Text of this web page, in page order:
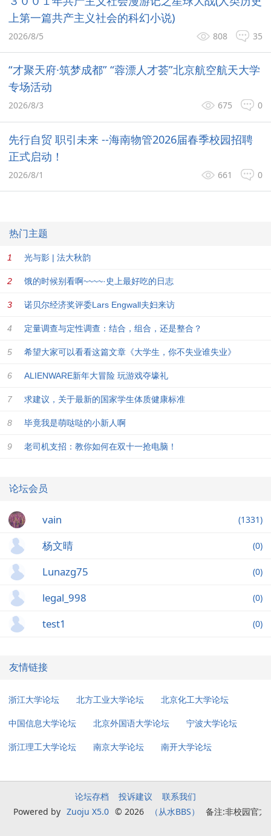
上第一篇共产主义社会的科幻小说)
35
808
2026/8/5
“才聚天府·筑梦成都” “蓉漂人才荟”北京航空航天大学
专场活动
0
675
2026/8/3
先行自贸 职引未来 --海南物管2026届春季校园招聘
正式启动！
0
661
2026/8/1
热门主题
光与影 | 法大秋韵
饿的时候别看啊~~~~·史上最好吃的日志
诺贝尔经济奖评委Lars Engwall夫妇来访
定量调查与定性调查：结合，组合，还是整合？
希望大家可以看看这篇文章《大学生，你不失业谁失业》
ALIENWARE新年大冒险 玩游戏夺壕礼
求建议，关于最新的国家学生体质健康标准
毕竟我是萌哒哒的小新人啊
老司机支招：教你如何在双十一抢电脑！
论坛会员
vain (1331)
杨文晴 (0)
Lunazg75 (0)
legal_998 (0)
test1 (0)
友情链接
浙江大学论坛 北方工业大学论坛 北京化工大学论坛
中国信息大学论坛 北京外国语大学论坛 宁波大学论坛
浙江理工大学论坛 南京大学论坛 南开大学论坛
论坛存档 投诉建议
联系我们
Powered by Zuoju X5.0 © 2026 （从水BBS） 备注:非校园官方